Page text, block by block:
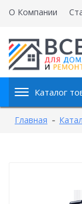
О Компании
Каталог
Главная